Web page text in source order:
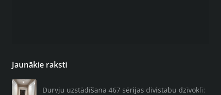
Jaunākie raksti
Durvju uzstādīšana 467 sērijas divistabu dzīvoklī: